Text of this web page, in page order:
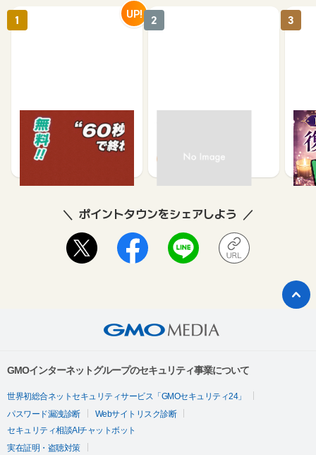
【無料・60秒で終わる】
資産形成に関するアンケ
ート
675 1,200
1 UP!
64
2
復
ケー
3
ポイントタウンをシェアしよう
GMOインターネットグループのセキュリティ事業について
世界初総合ネットセキュリティサービス「GMOセキュリティ24」
パスワード漏洩診断
Webサイトリスク診断
セキュリティ相談AIチャットボット
実在証明・盗聴対策